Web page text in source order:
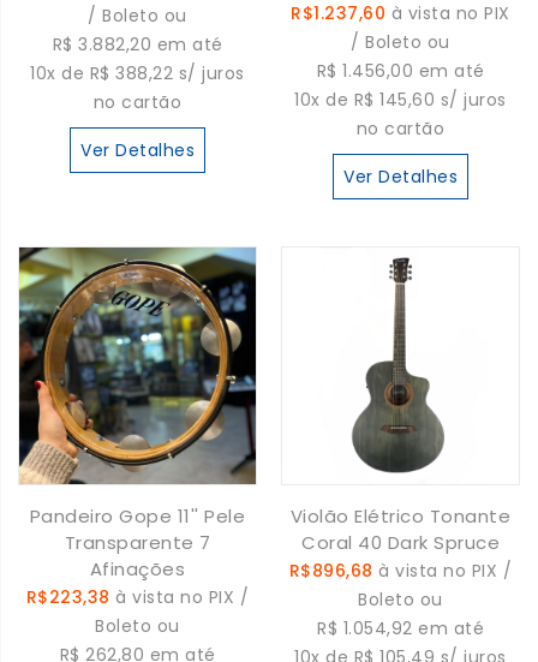
/ Boleto ou
R$ 3.882,20 em até
10x de R$ 388,22 s/ juros
no cartão
Ver Detalhes
R$1.237,60 à vista no PIX
/ Boleto ou
R$ 1.456,00 em até
10x de R$ 145,60 s/ juros
no cartão
Ver Detalhes
Pandeiro Gope 11'' Pele
Transparente 7
Afinações
R$223,38 à vista no PIX /
Boleto ou
R$ 262,80 em até
Violão Elétrico Tonante
Coral 40 Dark Spruce
R$896,68 à vista no PIX /
Boleto ou
R$ 1.054,92 em até
10x de R$ 105,49 s/ juros